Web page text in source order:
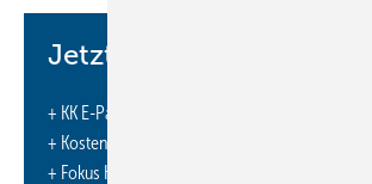
auf ein neues Zertifikat umstellen zu lassen.
in diesem Fall durch eine Selbsterklärung
Auf jedem Zertifikat muss eindeutig
werden, dass eine
Jetzt weiterlesen und
+ KK E-Paper-Ausgabe – jeden Monat neu
+ Kostenfreien Zugang zu unserem Online-
+ Fokus KK: Sonderhefte (PDF)